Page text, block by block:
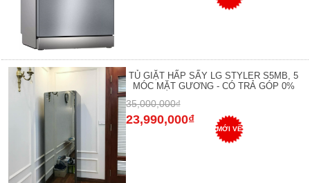
TỦ GIẶT HẤP SẤY LG STYLER S5MB, 5
MÓC MẶT GƯƠNG - CÓ TRẢ GÓP 0%
35,000,000₫
23,990,000₫
MỚI VỀ